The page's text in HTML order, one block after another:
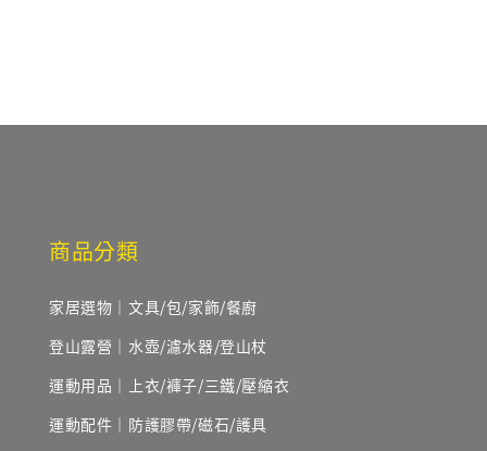
商品分類
家居選物｜文具/包/家飾/餐廚
登山露營｜水壺/濾水器/登山杖
運動用品｜上衣/褲子/三鐵/壓縮衣
運動配件｜防護膠帶/磁石/護具